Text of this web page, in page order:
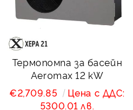
Термопомпa за басейн
Aeromax 12 kW
€2,709.85
Цена с ДДС:
5300.01 лв.